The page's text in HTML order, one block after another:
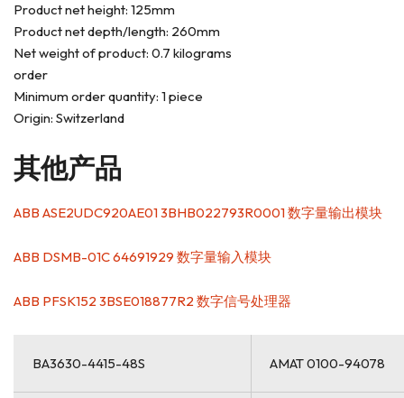
Product net height: 125mm
Product net depth/length: 260mm
Net weight of product: 0.7 kilograms
order
Minimum order quantity: 1 piece
Origin: Switzerland
其他产品
ABB ASE2UDC920AE01 3BHB022793R0001 数字量输出模块
ABB DSMB-01C 64691929 数字量输入模块
ABB PFSK152 3BSE018877R2 数字信号处理器
BA3630-4415-48S AMAT 0100-94078